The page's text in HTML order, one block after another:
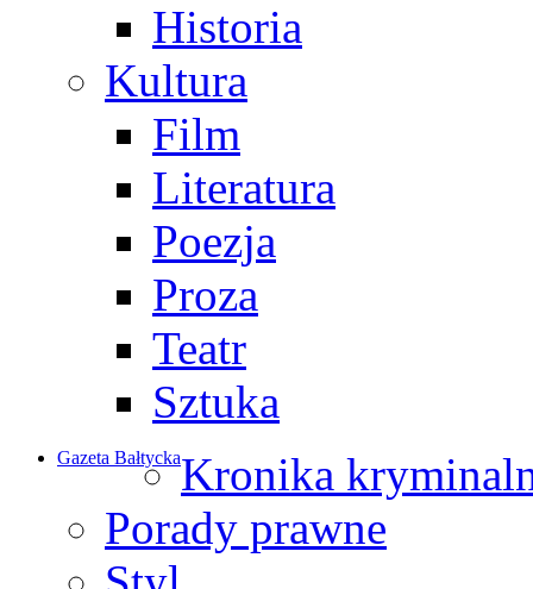
Historia
Kultura
Film
Literatura
Poezja
Proza
Teatr
Sztuka
Gazeta BałtyckaKronika
Porady prawne